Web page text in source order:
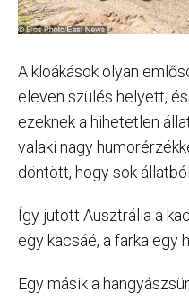
A kloákások olyan
eleven szülés helyett,
ezeknek a hihetetlen
valaki nagy
döntött, hogy sok
Így jutott Ausztrália a
egy kacsáé, a farka egy
Egy másik a